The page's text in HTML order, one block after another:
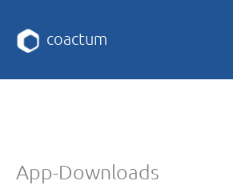
coactum
App-Downloads